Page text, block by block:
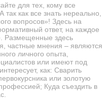
для тех, кому все
так как все знать нереально,
вопросов»! Здесь на
ответ, на каждое
Размещенные здесь
частные мнения – являются
личного опыта,
или имеют под
как: Сварить
или золотую
Куда съездить в